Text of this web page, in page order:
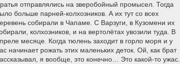
отправлялись на зверобойный промысел. Тогда
больше парней-колхозников. А их тут со всех
собирали в Чапаме. С Варзуги, в Кузомени их
колхозников, и на вертолётах увозили туда. В
месяце. Когда тюлень заходит в горло моря и у
начинает рожать этих маленьких деток. Ой, как брат
я вообще, это конечно… Это какой-то ужас.